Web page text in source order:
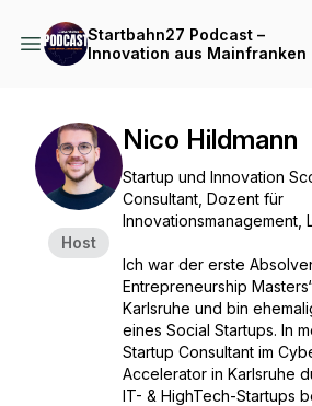
Startbahn27 Podcast –
Innovation aus Mainfranken
Host
Nico Hildmann
Startup und Innovation
Consultant, Dozent für
Innovationsmanagement,
Ich war der erste
Entrepreneurship
Karlsruhe und bin
eines Social Startups. In
Startup Consultant im
Accelerator in Karlsruhe
IT- & HighTech-Startups